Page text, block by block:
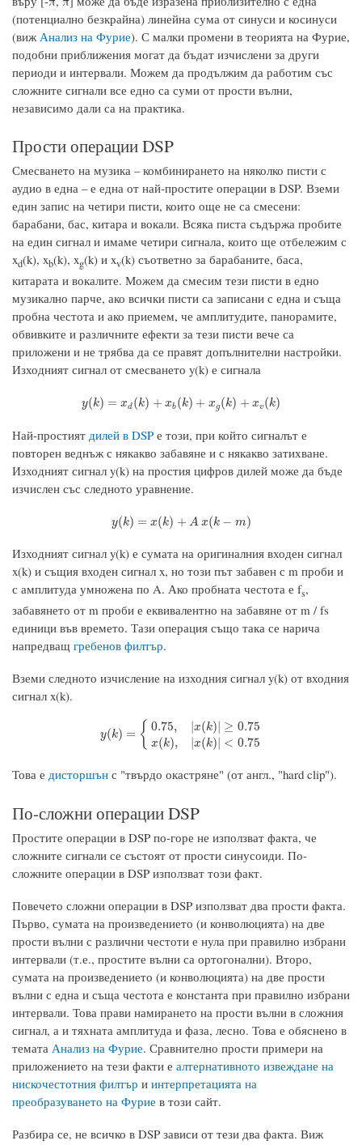
(потенциално безкрайна) линейна сума от синуси и косинуси
(виж Анализ на Фурие). С малки промени в теорията на Фурие,
подобни приближения могат да бъдат изчислени за други
периоди и интервали. Можем да продължим да работим със
сложните сигнали все едно са суми от прости вълни,
независимо дали са на практика.
Прости операции DSP
Смесването на музика – комбинирането на няколко писти с
аудио в една – е една от най-простите операции в DSP. Вземи
един запис на четири писти, които още не са смесени:
барабани, бас, китара и вокали. Всяка писта съдържа пробите
на един сигнал и имаме четири сигнала, които ще отбележим с
xd(k), xb(k), xg(k) и xv(k) съответно за барабаните, баса,
китарата и вокалите. Можем да смесим тези писти в едно
музикално парче, ако всички писти са записани с една и съща
пробна честота и ако приемем, че амплитудите, панорамите,
обвивките и различните ефекти за тези писти вече са
приложени и не трябва да се правят допълнителни настройки.
Изходният сигнал от смесването y(k) е сигнала
y(k) = xd (k) + xb (k) + xg (k) + xv (k)
y( k)=xd( k)+xb(k)+xg (k)+xv (k )
Най-простият дилей в DSP е този, при който сигналът е
повторен веднъж с някакво забавяне и с някакво затихване.
Изходният сигнал y(k) на простия цифров дилей може да бъде
изчислен със следното уравнение.
y(k) = x(k) + A x(k − m)
y(k )=x(k )+Ax(k−m)
Изходният сигнал y(k) е сумата на оригиналния входен сигнал
x(k) и същия входен сигнал x, но този път забавен с m проби и
с амплитуда умножена по A. Ако пробната честота е fs,
забавянето от m проби е еквивалентно на забавяне от m / fs
единици във времето. Тази операция също така се нарича
напредващ гребенов филтър.
Вземи следното изчисление на изходния сигнал y(k) от входния
сигнал x(k).
y(k) = { 0.75,
x(k),
|x(k)| ≥ 0.75
|x(k)| < 0.75
y(k)= {0.75 ,|x(k)| 0.75x(k ),|x (k)|<0.75
Това е дисторшън с "твърдо окастряне" (от англ., "hard clip").
По-сложни операции DSP
Простите операции в DSP по-горе не използват факта, че
сложните сигнали се състоят от прости синусоиди. По-
сложните операции в DSP използват този факт.
Повечето сложни операции в DSP използват два прости факта.
Първо, сумата на произведението (и конволюцията) на две
прости вълни с различни честоти е нула при правилно избрани
интервали (т.е., простите вълни са ортогонални). Второ,
сумата на произведението (и конволюцията) на две прости
вълни с една и съща честота е константа при правилно избрани
интервали. Това прави намирането на прости вълни в сложния
сигнал, а и тяхната амплитуда и фаза, лесно. Това е обяснено в
темата Анализ на Фурие. Сравнително прости примери на
приложението на тези факти е алтернативното извеждане на
нискочестотния филтър и интерпретацията на
преобразуването на Фурие в този сайт.
Разбира се, не всичко в DSP зависи от тези два факта. Виж